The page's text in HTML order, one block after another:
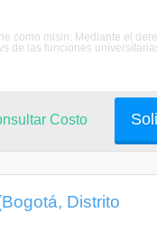
como misin: Mediante el
de las funciones
Costo
Distrito